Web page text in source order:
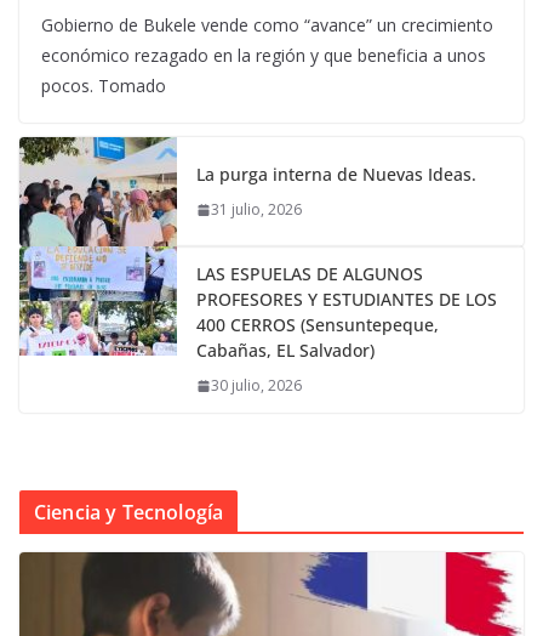
Gobierno de Bukele vende como “avance” un crecimiento
económico rezagado en la región y que beneficia a unos
pocos. Tomado
La purga interna de Nuevas Ideas.
31 julio, 2026
LAS ESPUELAS DE ALGUNOS
PROFESORES Y ESTUDIANTES DE LOS
400 CERROS (Sensuntepeque,
Cabañas, EL Salvador)
30 julio, 2026
Ciencia y Tecnología